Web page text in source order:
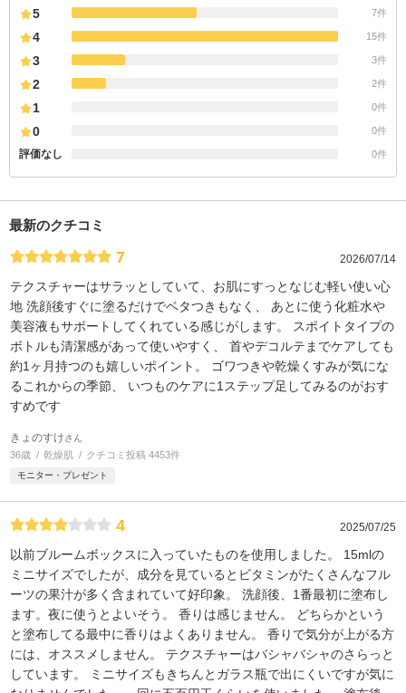
5 7件
4 15件
3 3件
2 2件
1 0件
0 0件
評価なし 0件
最新のクチコミ
7 2026/07/14
テクスチャーはサラッとしていて、お肌にすっとなじむ軽い使い心
地 洗顔後すぐに塗るだけでベタつきもなく、 あとに使う化粧水や
美容液もサポートしてくれている感じがします。 スポイトタイプの
ボトルも清潔感があって使いやすく、 首やデコルテまでケアしても
約1ヶ月持つのも嬉しいポイント。 ゴワつきや乾燥くすみが気にな
るこれからの季節、 いつものケアに1ステップ足してみるのがおす
すめです
きょのすけさん
36歳 乾燥肌 クチコミ投稿 4453件
モニター・プレゼント
4 2025/07/25
以前ブルームボックスに入っていたものを使用しました。 15mlの
ミニサイズでしたが、成分を見ているとビタミンがたくさんなフル
ーツの果汁が多く含まれていて好印象。 洗顔後、1番最初に塗布し
ます。夜に使うとよいそう。 香りは感じません。 どちらかという
と塗布してる最中に香りはよくありません。 香りで気分が上がる方
には、オススメしません。 テクスチャーはバシャバシャのさらっと
しています。 ミニサイズもきちんとガラス瓶で出にくいですが気に